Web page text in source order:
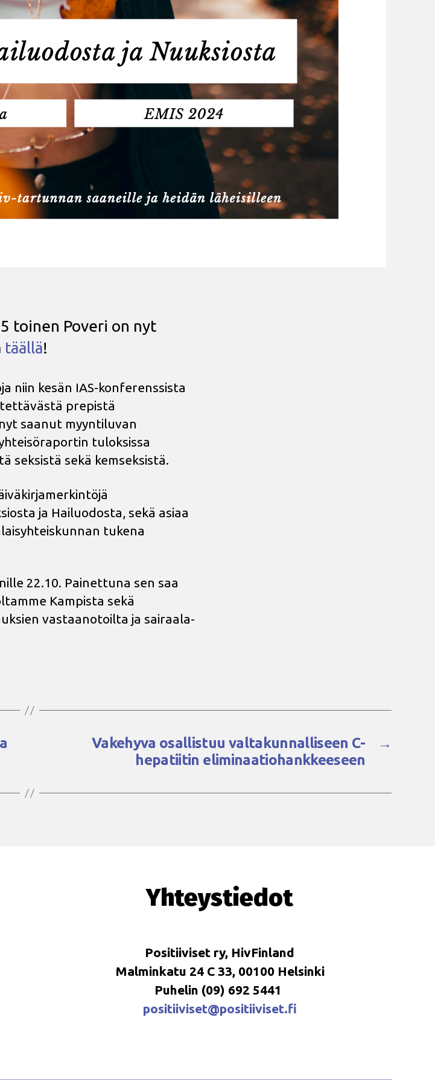
toinen Poveri on nyt
täällä!
niin kesän IAS-konferenssista
prepistä
saanut myyntiluvan
tuloksissa
seksistä sekä kemseksistä.
ja Hailuodosta, sekä asiaa
tukena
22.10. Painettuna sen saa
Kampista sekä
vastaanotoilta ja sairaala-
→
Vakehyva osallistuu valtakunnalliseen C-
hepatiitin eliminaatiohankkeeseen
Yhteystiedot
Positiiviset ry, HivFinland
Malminkatu 24 C 33, 00100 Helsinki
Puhelin (09) 692 5441
positiiviset@positiiviset.fi